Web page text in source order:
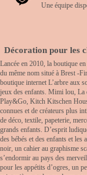
Une équipe
Décoration pour les
Lancée en 2010, la boutique
du même nom situé à Brest -
boutique internet L’arbre aux
jeux des enfants. Mimi lou,
Play&Go, Kitch Kitschen
connues et de créateurs plus
de déco, textile, papeterie,
grands enfants. D’esprit
des bébés et des enfants et
noir, un cahier au graphisme
s’endormir au pays des
pour les appétits d’ogres, un